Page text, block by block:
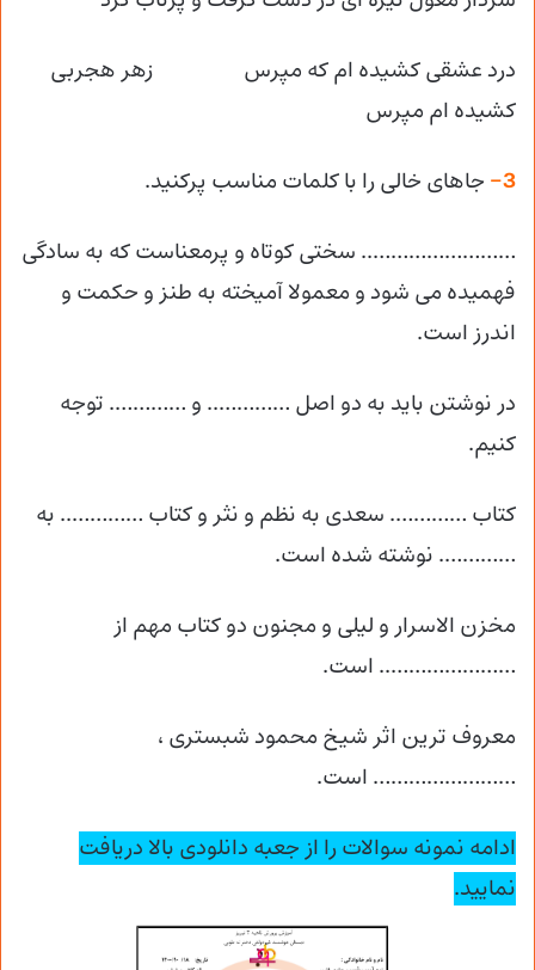
درد عشقی کشیده ام که مپرس زهر هجربی
کشیده ام مپرس
3- جاهای خالی را با کلمات مناسب پرکنید.
…………………….. سختی کوتاه و پرمعناست که به سادگی
فهمیده می شود و معمولا آمیخته به طنز و حکمت و
اندرز است.
در نوشتن باید به دو اصل ………….. و …………. توجه
کنیم.
کتاب …………. سعدی به نظم و نثر و کتاب ………….. به
…………. نوشته شده است.
مخزن الاسرار و لیلی و مجنون دو کتاب مهم از
………………….. است.
معروف ترین اثر شیخ محمود شبستری ،
…………………… است.
ادامه نمونه سوالات را از جعبه دانلودی بالا دریافت
نمایید.